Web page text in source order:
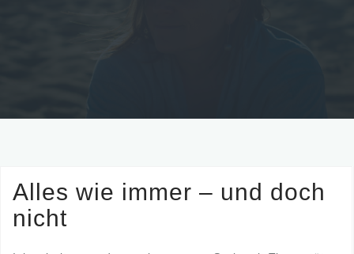
Alles wie immer – und doch
nicht